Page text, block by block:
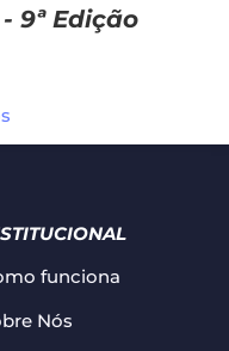
9ª Edição
funciona
Nós